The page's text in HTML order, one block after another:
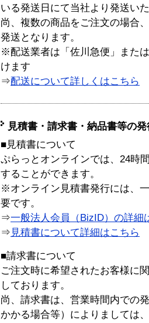
いる発送日にて当社より発送い
尚、複数の商品をご注文の場合
発送となります。
※配送業者は「佐川急便」また
けます
⇒配送について詳しくはこちら
見積書・請求書・納品書等の
■見積書について
ぷらっとオンラインでは、24時
することができます。
※オンライン見積書発行には、
要です。
⇒一般法人会員（BizID）の詳細
⇒ 見積書について詳細はこちら
■請求書について
ご注文時に希望されたお客様に
しております。
尚、請求書は、営業時間内での
かかる場合等）によりましては